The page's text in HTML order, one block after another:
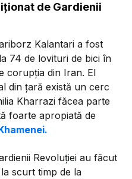
de Gardienii
Kalantari a fost
74 de lovituri de bici în
corupția din Iran. El
din țară există un cerc
Kharrazi făcea parte
foarte apropiată de
Revoluției au făcut
scurt timp de la